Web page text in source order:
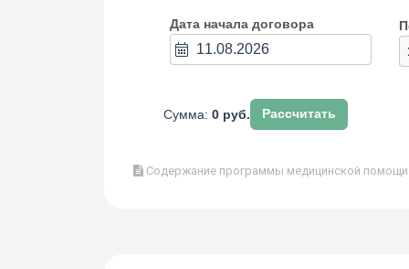
Дата начала договора
Сумма: 0 руб. Рассчитать
Содержание программы медицинской помощи